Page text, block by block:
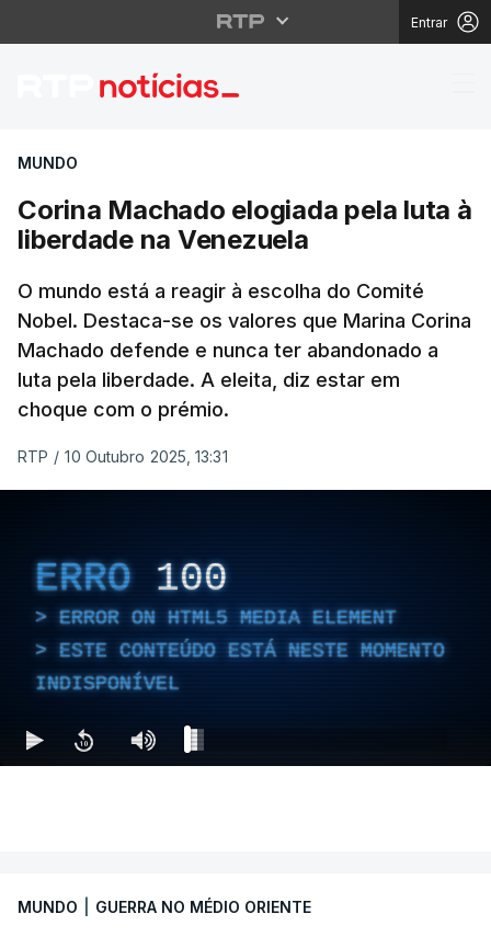
Entrar
Corina Machado
MUNDO
Corina Machado elogiada pela luta à
liberdade na Venezuela
O mundo está a reagir à escolha do Comité
Nobel. Destaca-se os valores que Marina Corina
Machado defende e nunca ter abandonado a
luta pela liberdade. A eleita, diz estar em
choque com o prémio.
RTP / 10 Outubro 2025, 13:31
ERRO 100
ERROR ON HTML5 MEDIA ELEMENT
ESTE CONTEÚDO ESTÁ NESTE MOMENTO
INDISPONÍVEL
MUNDO GUERRA NO MÉDIO ORIENTE